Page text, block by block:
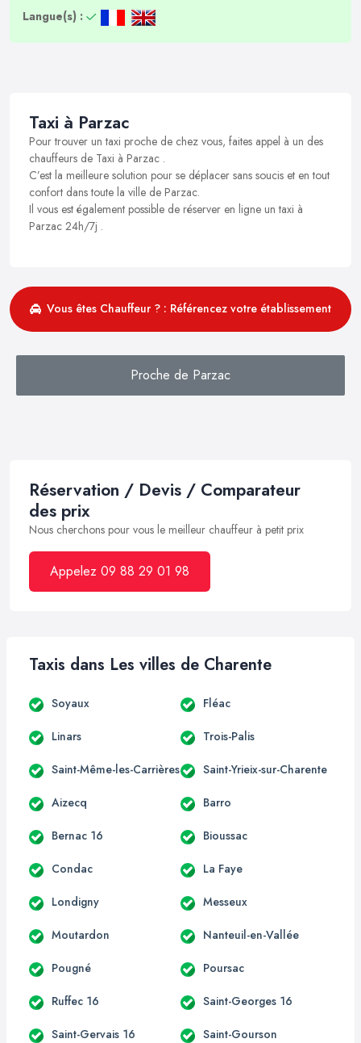
Langue(s) :
Taxi à Parzac
Pour trouver un taxi proche de chez vous, faites appel à un des
chauffeurs de Taxi à Parzac .
C’est la meilleure solution pour se déplacer sans soucis et en tout
confort dans toute la ville de Parzac.
Il vous est également possible de réserver en ligne un taxi à
Parzac 24h/7j .
Vous êtes Chauffeur ? : Référencez votre établissement
Proche de Parzac
Réservation / Devis / Comparateur
des prix
Nous cherchons pour vous le meilleur chauffeur à petit prix
Appelez 09 88 29 01 98
Taxis dans Les villes de Charente
Soyaux Fléac
Linars Trois-Palis
Saint-Même-les-Carrières Saint-Yrieix-sur-Charente
Aizecq Barro
Bernac 16 Bioussac
Condac La Faye
Londigny Messeux
Moutardon Nanteuil-en-Vallée
Pougné Poursac
Ruffec 16 Saint-Georges 16
Saint-Gervais 16 Saint-Gourson